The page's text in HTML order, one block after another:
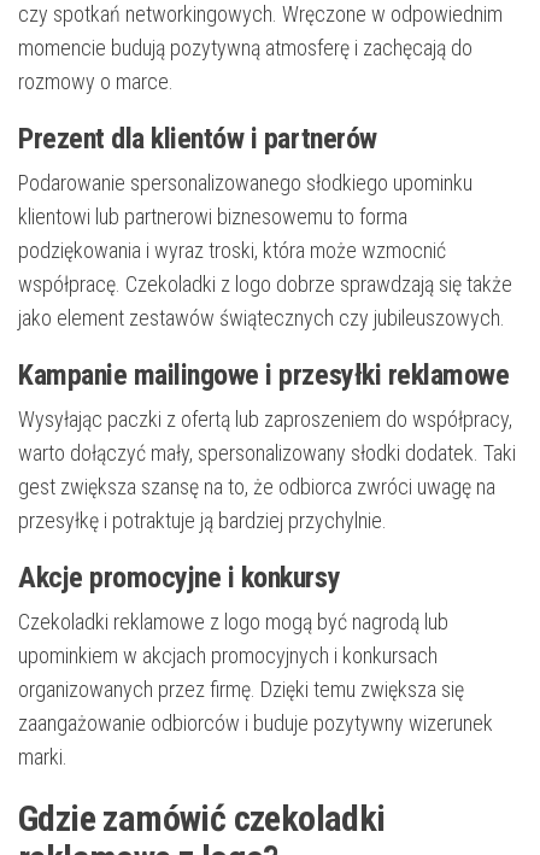
czy spotkań networkingowych. Wręczone w odpowiednim
momencie budują pozytywną atmosferę i zachęcają do
rozmowy o marce.
Prezent dla klientów i partnerów
Podarowanie spersonalizowanego słodkiego upominku
klientowi lub partnerowi biznesowemu to forma
podziękowania i wyraz troski, która może wzmocnić
współpracę. Czekoladki z logo dobrze sprawdzają się także
jako element zestawów świątecznych czy jubileuszowych.
Kampanie mailingowe i przesyłki reklamowe
Wysyłając paczki z ofertą lub zaproszeniem do współpracy,
warto dołączyć mały, spersonalizowany słodki dodatek. Taki
gest zwiększa szansę na to, że odbiorca zwróci uwagę na
przesyłkę i potraktuje ją bardziej przychylnie.
Akcje promocyjne i konkursy
Czekoladki reklamowe z logo mogą być nagrodą lub
upominkiem w akcjach promocyjnych i konkursach
organizowanych przez firmę. Dzięki temu zwiększa się
zaangażowanie odbiorców i buduje pozytywny wizerunek
marki.
Gdzie zamówić czekoladki